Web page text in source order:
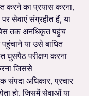
करने का प्रयास करना,
सेवाएं संग्रहीत हैं, या
तक अनधिकृत पहुंच
या उसे बाधित
घुसपैठ परीक्षण करना
जिससे
संपदा अधिकार, प्रचार
हो, जिसमें सेवाओं या